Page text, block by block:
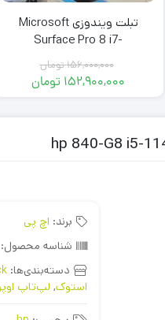
تبلت ویندوزی Microsoft
Surface Pro 8 i7-
1185/16/256
156,000,000تومان
قیمت
152,900,000 تومان
قیمت
برند: اچ پی
شناسه محصول:
دسته‌بندی‌ها:
استوک, لپ‌تاپ